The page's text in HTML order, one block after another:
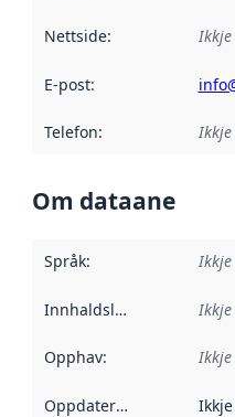
Nettside:
E-post:
Telefon:
Om dataane
Språk:
Innhaldsleverandørar :
Opphav:
Oppdateringsfrekvens :